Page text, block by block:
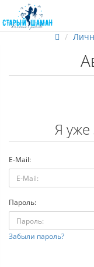
Я уже
E-Mail:
Пароль:
Забыли пароль?